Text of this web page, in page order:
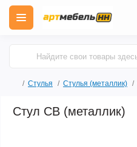
Стулья Стулья (металлик)
Стул CВ (металлик)